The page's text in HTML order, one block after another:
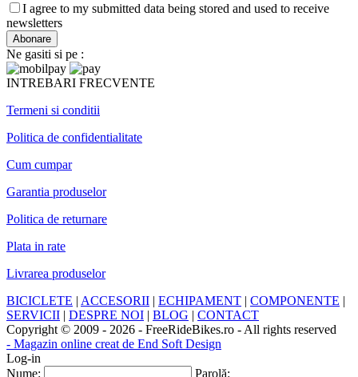
I agree to my submitted data being stored and used to receive
newsletters
Ne gasiti si pe :
INTREBARI FRECVENTE
Termeni si conditii
Politica de confidentialitate
Cum cumpar
Garantia produselor
Politica de returnare
Plata in rate
Livrarea produselor
BICICLETE | ACCESORII | ECHIPAMENT | COMPONENTE |
SERVICII | DESPRE NOI | BLOG | CONTACT
Copyright © 2009 - 2026 - FreeRideBikes.ro - All rights reserved
- Magazin online creat de End Soft Design
Log-in
Nume:
Parolă: